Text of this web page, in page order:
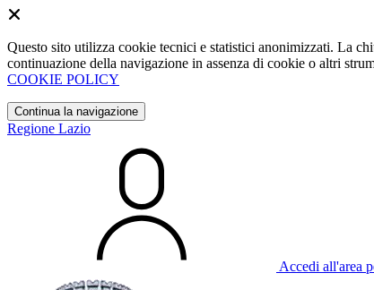
Questo sito utilizza cookie tecnici e statistici anonimizzati. La
continuazione della navigazione in assenza di cookie o altri
COOKIE POLICY
Continua la navigazione
Regione Lazio
Accedi all'area